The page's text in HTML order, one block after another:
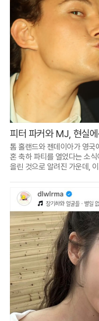
피터 파커와 MJ, 현실
톰 홀랜드와 젠데이아가 영국
혼 축하 파티를 열었다는 소
올린 것으로 알려진 가운데,